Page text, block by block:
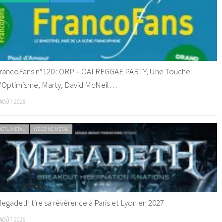
n°120 : ORP – OAI REGGAE PARTY, Une Touche
Marty, David McNeil…
2026
METAL WEBZINE METAL
tire sa révérence à Paris et Lyon en 2027
2026